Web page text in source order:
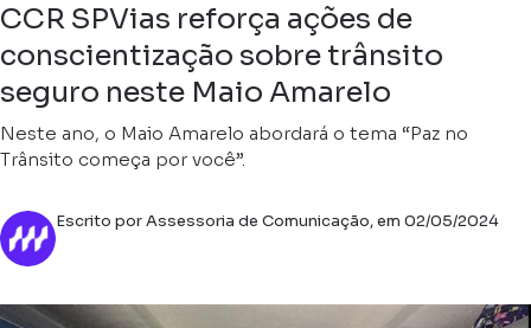
CCR SPVias reforça ações de
conscientização sobre trânsito
seguro neste Maio Amarelo
Neste ano, o Maio Amarelo abordará o tema “Paz no
Trânsito começa por você”.
Escrito por Assessoria de Comunicação, em 02/05/2024